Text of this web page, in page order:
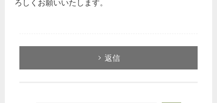
ろしくお願いいたします。
返信